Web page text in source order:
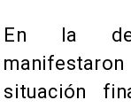
En la
situación